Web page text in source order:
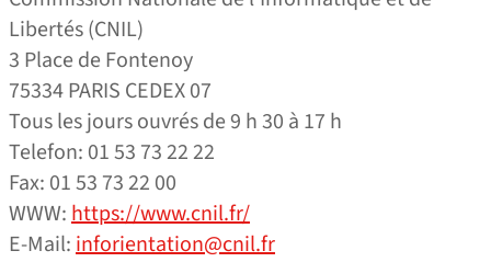
Libertés (CNIL)
3 Place de Fontenoy
75334 PARIS CEDEX 07
Tous les jours ouvrés de 9 h 30 à 17 h
Telefon: 01 53 73 22 22
Fax: 01 53 73 22 00
WWW:https://www.cnil.fr/
E‑Mail:inforientation@cnil.fr